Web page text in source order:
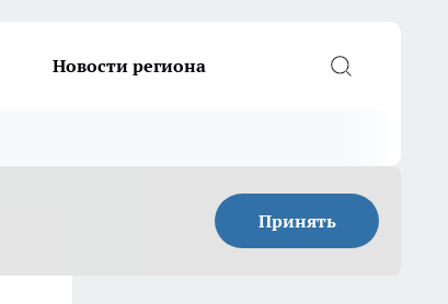
Новости региона
Принять